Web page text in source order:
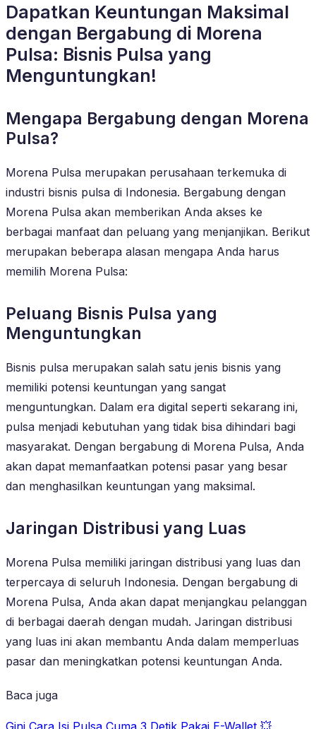
Dapatkan Keuntungan Maksimal
dengan Bergabung di Morena
Pulsa: Bisnis Pulsa yang
Menguntungkan!
Mengapa Bergabung dengan Morena
Pulsa?
Morena Pulsa merupakan perusahaan terkemuka di
industri bisnis pulsa di Indonesia. Bergabung dengan
Morena Pulsa akan memberikan Anda akses ke
berbagai manfaat dan peluang yang menjanjikan. Berikut
merupakan beberapa alasan mengapa Anda harus
memilih Morena Pulsa:
Peluang Bisnis Pulsa yang
Menguntungkan
Bisnis pulsa merupakan salah satu jenis bisnis yang
memiliki potensi keuntungan yang sangat
menguntungkan. Dalam era digital seperti sekarang ini,
pulsa menjadi kebutuhan yang tidak bisa dihindari bagi
masyarakat. Dengan bergabung di Morena Pulsa, Anda
akan dapat memanfaatkan potensi pasar yang besar
dan menghasilkan keuntungan yang maksimal.
Jaringan Distribusi yang Luas
Morena Pulsa memiliki jaringan distribusi yang luas dan
terpercaya di seluruh Indonesia. Dengan bergabung di
Morena Pulsa, Anda akan dapat menjangkau pelanggan
di berbagai daerah dengan mudah. Jaringan distribusi
yang luas ini akan membantu Anda dalam memperluas
pasar dan meningkatkan potensi keuntungan Anda.
Baca juga
Gini Cara Isi Pulsa Cuma 3 Detik Pakai E-Wallet 💥